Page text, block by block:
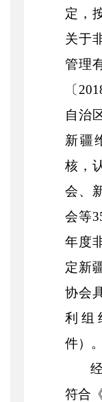
定，
关于
管理
〔
自治
新疆
核，
会、
会等
年度
定新
协会
利组
件）。
符合